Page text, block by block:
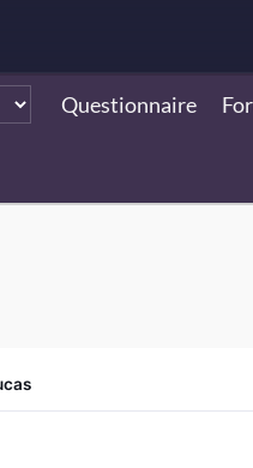
Questionnaire